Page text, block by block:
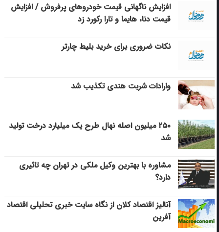
افزایش ناگهانی قیمت خودروهای پرفروش / افزایش
قیمت دنا، هایما و تارا رکورد زد
نکات ضروری برای خرید بلیط چارتر
وارادات شربت هندی تکذیب شد
۲۵۰ میلیون اصله نهال طرح یک میلیارد درخت تولید
شد
مشاوره با بهترین وکیل ملکی در تهران چه تاثیری
دارد؟
آنالیز اقتصاد کلان از نگاه سایت خبری تحلیلی اقتصاد
آفرین